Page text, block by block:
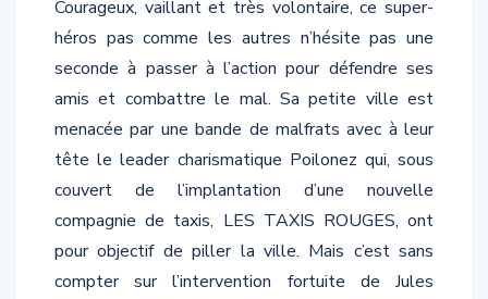
Courageux, vaillant et très volontaire, ce super-
héros pas comme les autres n’hésite pas une
seconde à passer à l’action pour défendre ses
amis et combattre le mal. Sa petite ville est
menacée par une bande de malfrats avec à leur
tête le leader charismatique Poilonez qui, sous
couvert de l’implantation d’une nouvelle
compagnie de taxis, LES TAXIS ROUGES, ont
pour objectif de piller la ville. Mais c’est sans
compter sur l’intervention fortuite de Jules